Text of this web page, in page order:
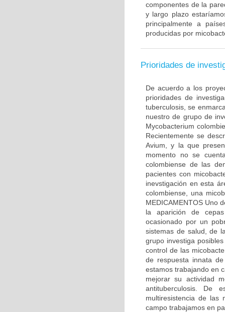
componentes de la
y largo plazo
principalmente a
producidas por
Prioridades de
De acuerdo a los
prioridades de
tuberculosis, se
nuestro de grupo de
Mycobacterium
Recientemente se
Avium, y la que
momento no se
colombiense de las
pacientes con
inevstigación en esta
colombiense, una
MEDICAMENTOS Uno
la aparición de
ocasionado por un
sistemas de salud, de
grupo investiga
control de las
de respuesta innata
estamos trabajando en
mejorar su actividad
antituberculosis. De
multiresistencia de las
campo trabajamos en